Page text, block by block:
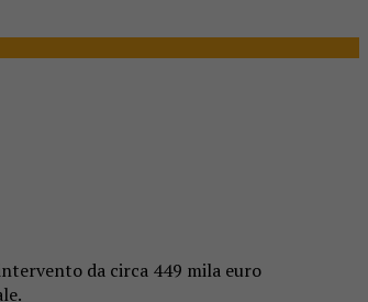
da circa 449 mila euro